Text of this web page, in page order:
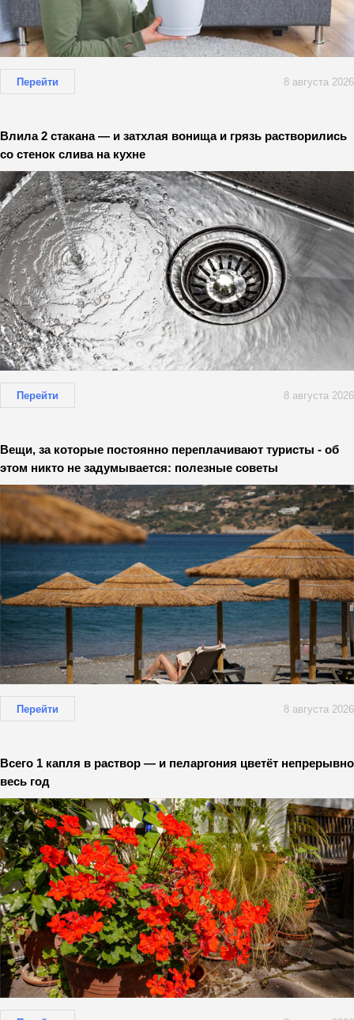
Перейти 8 августа 2026
Влила 2 стакана — и затхлая вонища и грязь растворились
со стенок слива на кухне
Перейти 8 августа 2026
Вещи, за которые постоянно переплачивают туристы - об
этом никто не задумывается: полезные советы
Перейти 8 августа 2026
Всего 1 капля в раствор — и пеларгония цветёт непрерывно
весь год